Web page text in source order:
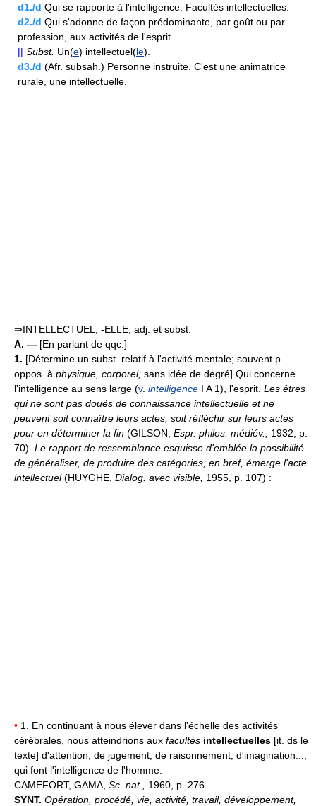
d1./d Qui se rapporte à l'intelligence. Facultés intellectuelles.
d2./d Qui s'adonne de façon prédominante, par goût ou par
profession, aux activités de l'esprit.
|| Subst. Un(e) intellectuel(le).
d3./d (Afr. subsah.) Personne instruite. C'est une animatrice
rurale, une intellectuelle.
⇒INTELLECTUEL, -ELLE, adj. et subst.
A. — [En parlant de qqc.]
1. [Détermine un subst. relatif à l'activité mentale; souvent p.
oppos. à physique, corporel; sans idée de degré] Qui concerne
l'intelligence au sens large (v. intelligence I A 1), l'esprit. Les êtres
qui ne sont pas doués de connaissance intellectuelle et ne
peuvent soit connaître leurs actes, soit réfléchir sur leurs actes
pour en déterminer la fin (GILSON, Espr. philos. médiév., 1932, p.
70). Le rapport de ressemblance esquisse d'emblée la possibilité
de généraliser, de produire des catégories; en bref, émerge l'acte
intellectuel(HUYGHE, Dialog. avec visible, 1955, p. 107) :
• 1. En continuant à nous élever dans l'échelle des activités
cérébrales, nous atteindrions aux facultés intellectuelles [it. ds le
texte] d'attention, de jugement, de raisonnement, d'imagination...,
qui font l'intelligence de l'homme.
CAMEFORT, GAMA, Sc. nat., 1960, p. 276.
SYNT. Opération, procédé, vie, activité, travail, développement,